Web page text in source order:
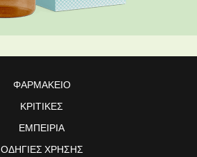
ΦΑΡΜΑΚΕΊΟ
ΚΡΙΤΙΚΈΣ
ΕΜΠΕΙΡΊΑ
ΟΔΗΓΊΕΣ ΧΡΉΣΗΣ